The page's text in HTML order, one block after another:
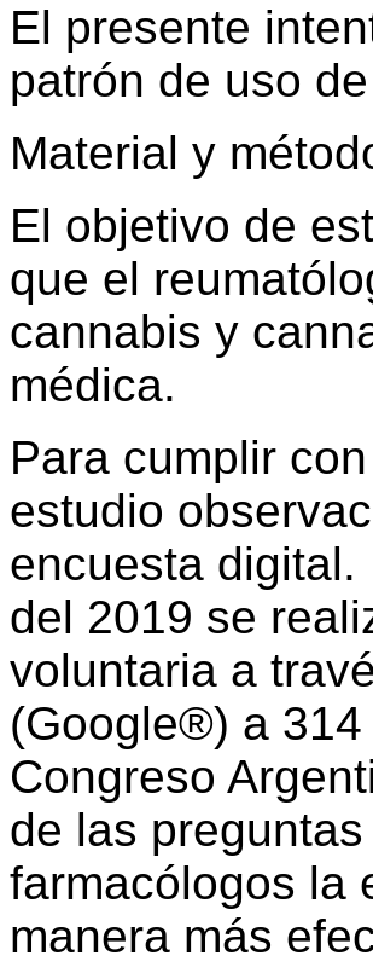
El presente
patrón de uso
Material y
El objetivo de
que el
cannabis y
médica.
Para cumplir
estudio
encuesta
del 2019 se
voluntaria a
(Google®) a
Congreso
de las
farmacólogos la
manera más